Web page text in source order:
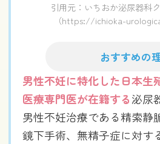
引用元：いちおか泌尿器科
（https://ichioka-
おすすめの
男性不妊に特化した日本生
医療専門医が在籍する泌尿
男性不妊治療である精索静
鏡下手術、無精子症に対す